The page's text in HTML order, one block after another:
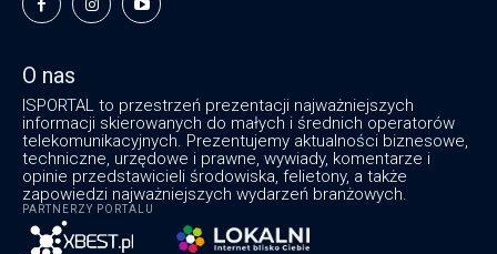
O nas
ISPORTAL to przestrzeń prezentacji najważniejszych
informacji skierowanych do małych i średnich operatorów
telekomunikacyjnych. Prezentujemy aktualności biznesowe,
techniczne, urzędowe i prawne, wywiady, komentarze i
opinie przedstawicieli środowiska, felietony, a także
zapowiedzi najważniejszych wydarzeń branżowych.
PARTNERZY PORTALU